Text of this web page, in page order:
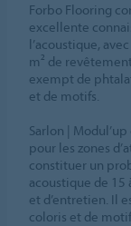
Forbo Flooring
excellente
l’acoustique,
m² de
exempt de
et de motifs.
Sarlon |
pour les zones
constituer un
acoustique de 15
et d’entretien. Il
coloris et de